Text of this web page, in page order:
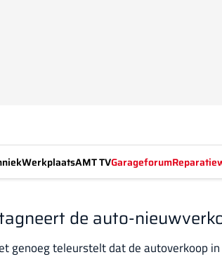
WerkplaatsAMT TVGarageforum
de auto-
genoeg teleurstelt dat de autoverkoop